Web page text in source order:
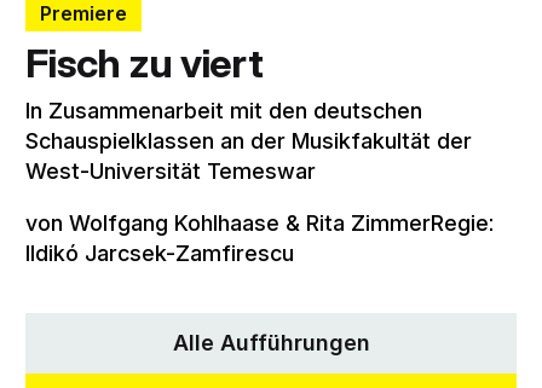
Premiere
Fisch zu viert
In Zusammenarbeit mit den deutschen
Schauspielklassen an der Musikfakultät der
West-Universität Temeswar
von Wolfgang Kohlhaase & Rita ZimmerRegie:
Ildikó Jarcsek-Zamfirescu
Alle Aufführungen